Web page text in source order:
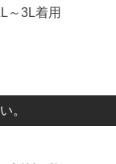
～3L着用
。